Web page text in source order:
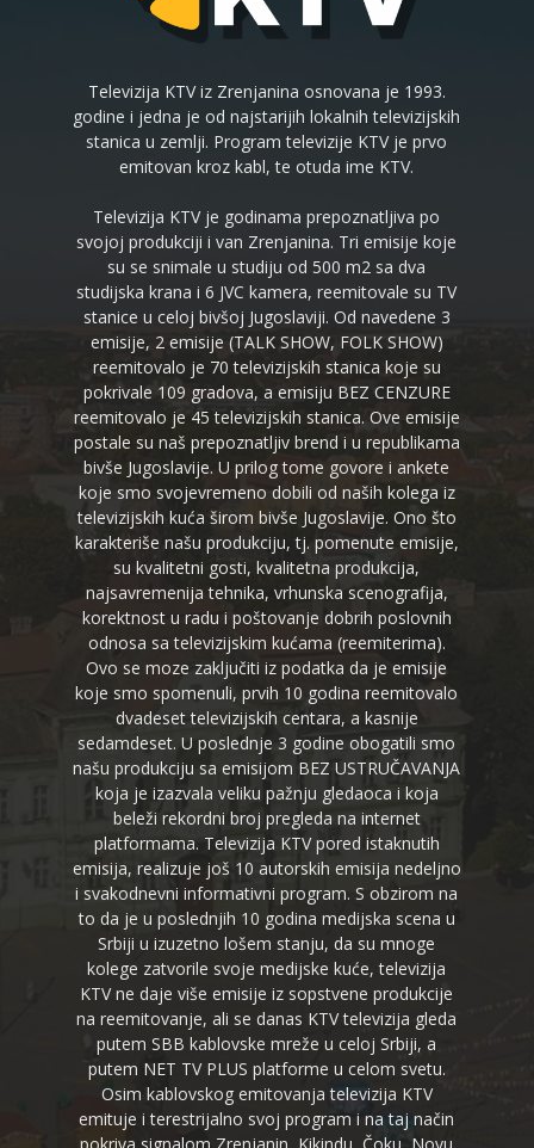
Televizija KTV iz Zrenjanina osnovana je 1993.
godine i jedna je od najstarijih lokalnih televizijskih
stanica u zemlji. Program televizije KTV je prvo
emitovan kroz kabl, te otuda ime KTV.
Televizija KTV je godinama prepoznatljiva po
svojoj produkciji i van Zrenjanina. Tri emisije koje
su se snimale u studiju od 500 m2 sa dva
studijska krana i 6 JVC kamera, reemitovale su TV
stanice u celoj bivšoj Jugoslaviji. Od navedene 3
emisije, 2 emisije (TALK SHOW, FOLK SHOW)
reemitovalo je 70 televizijskih stanica koje su
pokrivale 109 gradova, a emisiju BEZ CENZURE
reemitovalo je 45 televizijskih stanica. Ove emisije
postale su naš prepoznatljiv brend i u republikama
bivše Jugoslavije. U prilog tome govore i ankete
koje smo svojevremeno dobili od naših kolega iz
televizijskih kuća širom bivše Jugoslavije. Ono što
karakteriše našu produkciju, tj. pomenute emisije,
su kvalitetni gosti, kvalitetna produkcija,
najsavremenija tehnika, vrhunska scenografija,
korektnost u radu i poštovanje dobrih poslovnih
odnosa sa televizijskim kućama (reemiterima).
Ovo se moze zaključiti iz podatka da je emisije
koje smo spomenuli, prvih 10 godina reemitovalo
dvadeset televizijskih centara, a kasnije
sedamdeset. U poslednje 3 godine obogatili smo
našu produkciju sa emisijom BEZ USTRUČAVANJA
koja je izazvala veliku pažnju gledaoca i koja
beleži rekordni broj pregleda na internet
platformama. Televizija KTV pored istaknutih
emisija, realizuje još 10 autorskih emisija nedeljno
i svakodnevni informativni program. S obzirom na
to da je u poslednjih 10 godina medijska scena u
Srbiji u izuzetno lošem stanju, da su mnoge
kolege zatvorile svoje medijske kuće, televizija
KTV ne daje više emisije iz sopstvene produkcije
na reemitovanje, ali se danas KTV televizija gleda
putem SBB kablovske mreže u celoj Srbiji, a
putem NET TV PLUS platforme u celom svetu.
Osim kablovskog emitovanja televizija KTV
emituje i terestrijalno svoj program i na taj način